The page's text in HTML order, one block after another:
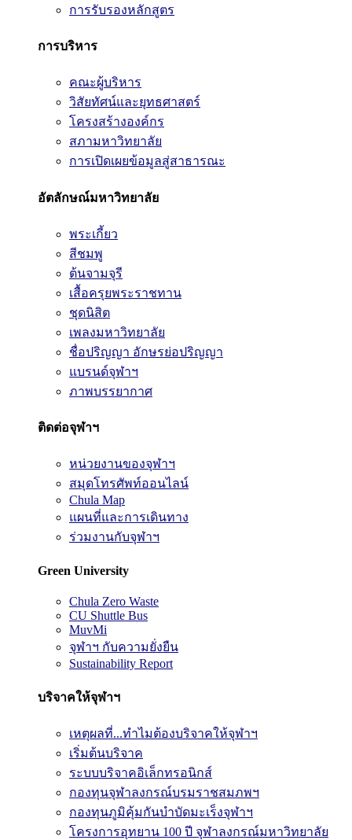
การรับรองหลักสูตร
การบริหาร
คณะผู้บริหาร
วิสัยทัศน์และยุทธศาสตร์
โครงสร้างองค์กร
สภามหาวิทยาลัย
การเปิดเผยข้อมูลสู่สาธารณะ
อัตลักษณ์มหาวิทยาลัย
พระเกี้ยว
สีชมพู
ต้นจามจุรี
เสื้อครุยพระราชทาน
ชุดนิสิต
เพลงมหาวิทยาลัย
ชื่อปริญญา อักษรย่อปริญญา
แบรนด์จุฬาฯ
ภาพบรรยากาศ
ติดต่อจุฬาฯ
หน่วยงานของจุฬาฯ
สมุดโทรศัพท์ออนไลน์
Chula Map
แผนที่และการเดินทาง
ร่วมงานกับจุฬาฯ
Green University
Chula Zero Waste
CU Shuttle Bus
MuvMi
จุฬาฯ กับความยั่งยืน
Sustainability Report
บริจาคให้จุฬาฯ
เหตุผลที่...ทำไมต้องบริจาคให้จุฬาฯ
เริ่มต้นบริจาค
ระบบบริจาคอิเล็กทรอนิกส์
กองทุนจุฬาลงกรณ์บรมราชสมภพฯ
กองทุนภูมิคุ้มกันบำบัดมะเร็งจุฬาฯ
โครงการอุทยาน 100 ปี จุฬาลงกรณ์มหาวิทยาลัย